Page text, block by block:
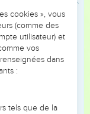
une barque
filets. Il les
père et le
cookies », vous
(comme des
utilisateur) et
vos
dans
:
tels que de la